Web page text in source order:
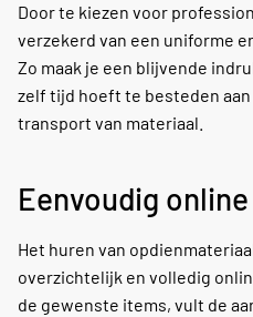
Door te kiezen voor
verzekerd van een uniforme
Zo maak je een blijvende
zelf tijd hoeft te besteden
transport van materiaal.
Eenvoudig
Het huren van
overzichtelijk en volledig
de gewenste items, vult de